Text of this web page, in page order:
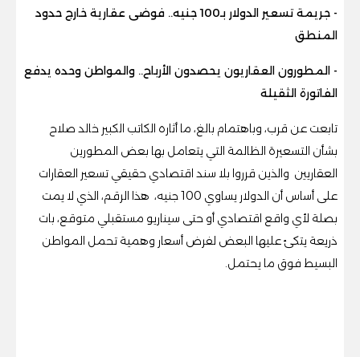
- جريمة تسعير الدولار بـ100 جنيه.. فوضى عقارية خارج حدود
المنطق
- المطورون العقاريون يحصدون الأرباح.. والمواطن وحده يدفع
الفاتورة الثقيلة
تابعت عن قرب، وباهتمام بالغ، ما أثاره الكاتب الكبير خالد صلاح
بشأن التسعيرة الظالمة التي يتعامل بها بعض المطورين
العقاريين والذين قرروا بلا سند اقتصادي حقيقي تسعير العقارات
على أساس أن الدولار يساوي 100 جنيه، هذا الرقم، الذي لا يمت
بصلة لأي واقع اقتصادي أو حتى سيناريو مستقبلي متوقع، بات
ذريعة يتكئ عليها البعض لفرض أسعار وهمية تحمل المواطن
البسيط فوق ما يحتمل.